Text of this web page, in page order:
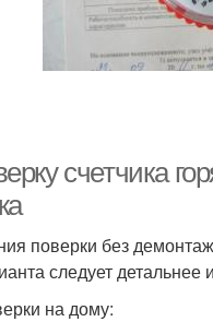
счетчика
поверки без
следует детальнее
на дому: